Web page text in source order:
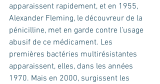
apparaissent rapidement, et en 1955,
Alexander Fleming, le découvreur de la
pénicilline, met en garde contre l’usage
abusif de ce médicament. Les
premières bactéries multirésistantes
apparaissent, elles, dans les années
1970. Mais en 2000, surgissent les